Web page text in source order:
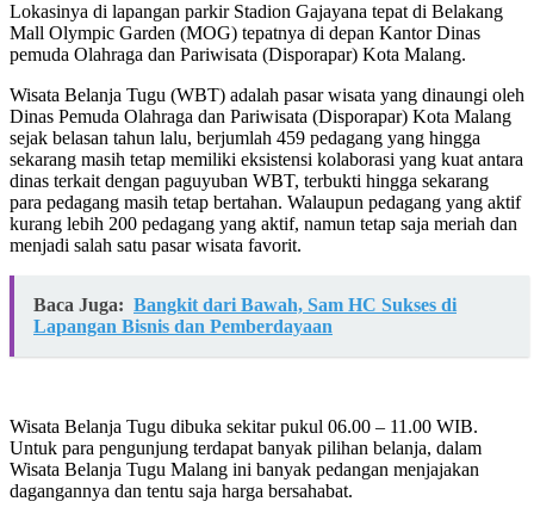
Lokasinya di lapangan parkir Stadion Gajayana tepat di Belakang
Mall Olympic Garden (MOG) tepatnya di depan Kantor Dinas
pemuda Olahraga dan Pariwisata (Disporapar) Kota Malang.
Wisata Belanja Tugu (WBT) adalah pasar wisata yang dinaungi oleh
Dinas Pemuda Olahraga dan Pariwisata (Disporapar) Kota Malang
sejak belasan tahun lalu, berjumlah 459 pedagang yang hingga
sekarang masih tetap memiliki eksistensi kolaborasi yang kuat antara
dinas terkait dengan paguyuban WBT, terbukti hingga sekarang
para pedagang masih tetap bertahan. Walaupun pedagang yang aktif
kurang lebih 200 pedagang yang aktif, namun tetap saja meriah dan
menjadi salah satu pasar wisata favorit.
Baca Juga: Bangkit dari Bawah, Sam HC Sukses di
Lapangan Bisnis dan Pemberdayaan
Wisata Belanja Tugu dibuka sekitar pukul 06.00 – 11.00 WIB.
Untuk para pengunjung terdapat banyak pilihan belanja, dalam
Wisata Belanja Tugu Malang ini banyak pedangan menjajakan
dagangannya dan tentu saja harga bersahabat.